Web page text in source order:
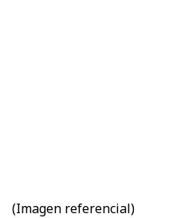
(Imagen referencial)